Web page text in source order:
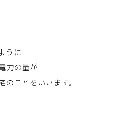
うに
力の量が
ことをいいます。